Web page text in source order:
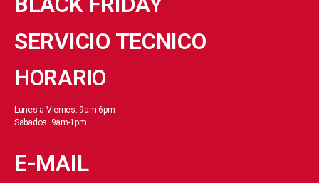
SERVICIO TECNICO
HORARIO
Lunes a Viernes: 9am-6pm
Sabados: 9am-1pm
E-MAIL